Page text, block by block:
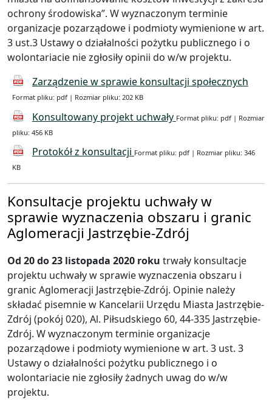
ochrony środowiska”. W wyznaczonym terminie
organizacje pozarządowe i podmioty wymienione w art.
3 ust.3 Ustawy o działalności pożytku publicznego i o
wolontariacie nie zgłosiły opinii do w/w projektu.
Zarządzenie w sprawie konsultacji społecznych
Format pliku: pdf | Rozmiar pliku: 202 KB
Konsultowany projekt uchwały Format pliku: pdf | Rozmiar
pliku: 456 KB
Protokół z konsultacji Format pliku: pdf | Rozmiar pliku: 346
KB
Konsultacje projektu uchwały w
sprawie wyznaczenia obszaru i granic
Aglomeracji Jastrzębie-Zdrój
Od 20 do 23 listopada 2020 roku trwały konsultacje
projektu uchwały w sprawie wyznaczenia obszaru i
granic Aglomeracji Jastrzębie-Zdrój. Opinie należy
składać pisemnie w Kancelarii Urzędu Miasta Jastrzębie-
Zdrój (pokój 020), Al. Piłsudskiego 60, 44-335 Jastrzębie-
Zdrój. W wyznaczonym terminie organizacje
pozarządowe i podmioty wymienione w art. 3 ust. 3
Ustawy o działalności pożytku publicznego i o
wolontariacie nie zgłosiły żadnych uwag do w/w
projektu.